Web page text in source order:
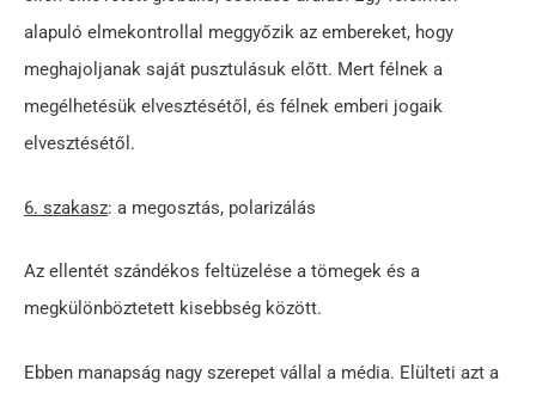
alapuló elmekontrollal meggyőzik az embereket, hogy
meghajoljanak saját pusztulásuk előtt. Mert félnek a
megélhetésük elvesztésétől, és félnek emberi jogaik
elvesztésétől.
6. szakasz: a megosztás, polarizálás
Az ellentét szándékos feltüzelése a tömegek és a
megkülönböztetett kisebbség között.
Ebben manapság nagy szerepet vállal a média. Elülteti azt a